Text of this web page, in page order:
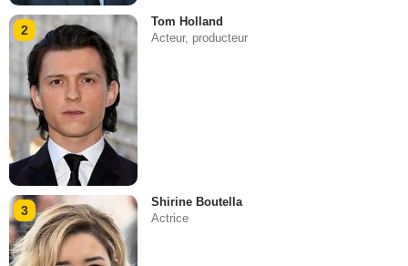
2
Tom Holland
Acteur, producteur
3
Shirine Boutella
Actrice